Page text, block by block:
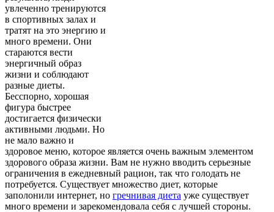
увлеченно тренируются
в спортивных залах и
тратят на это энергию и
много времени. Они
стараются вести
энергичный образ
жизни и соблюдают
разные диеты.
Бесспорно, хорошая
фигура быстрее
достигается физически
активными людьми. Но
не мало важно и
здоровое меню, которое является очень важным элементом
здорового образа жизни. Вам не нужно вводить серьезные
ограничения в ежедневный рацион, так что голодать не
потребуется. Существует множество диет, которые
заполонили интернет, но гречнивая диета уже существует
много времени и зарекомендовала себя с лучшей стороны.